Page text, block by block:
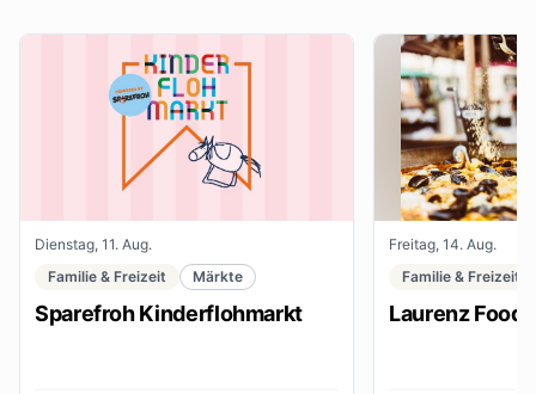
Dienstag, 11. Aug.
Familie & Freizeit
Märkte
Sparefroh Kinderflohmarkt
Freitag, 14. Aug.
Familie & Freizeit
Laurenz Food